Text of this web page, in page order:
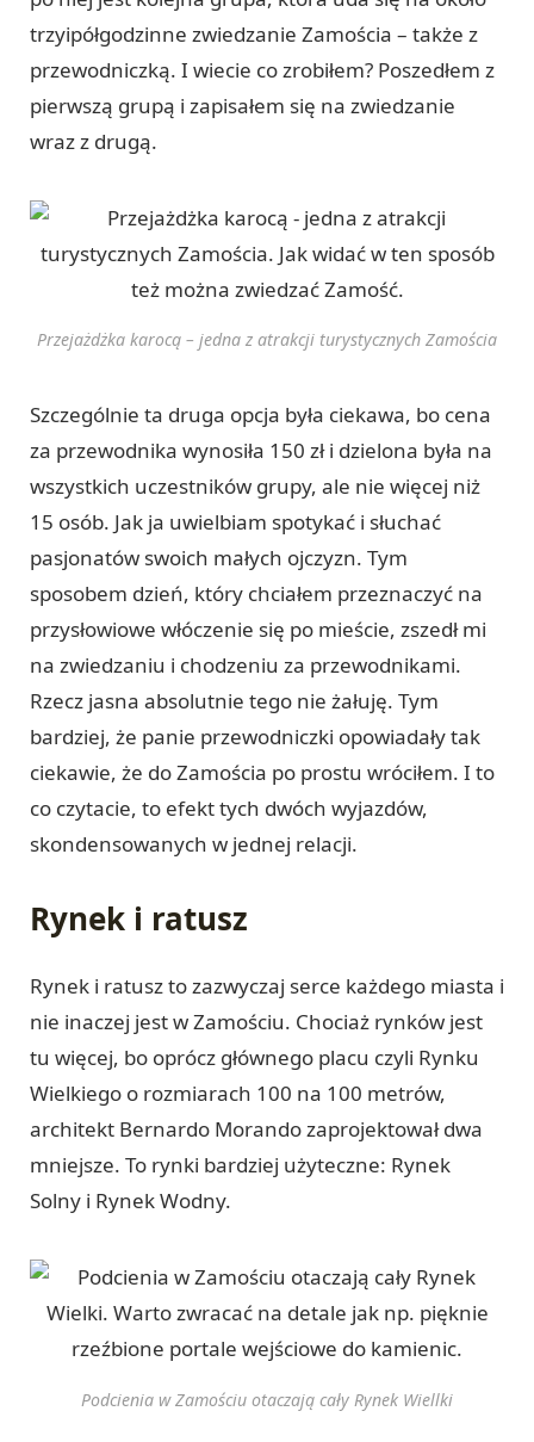
trzyipółgodzinne zwiedzanie Zamościa – także z
przewodniczką. I wiecie co zrobiłem? Poszedłem z
pierwszą grupą i zapisałem się na zwiedzanie
wraz z drugą.
Przejażdżka karocą – jedna z atrakcji turystycznych Zamościa
Szczególnie ta druga opcja była ciekawa, bo cena
za przewodnika wynosiła 150 zł i dzielona była na
wszystkich uczestników grupy, ale nie więcej niż
15 osób. Jak ja uwielbiam spotykać i słuchać
pasjonatów swoich małych ojczyzn. Tym
sposobem dzień, który chciałem przeznaczyć na
przysłowiowe włóczenie się po mieście, zszedł mi
na zwiedzaniu i chodzeniu za przewodnikami.
Rzecz jasna absolutnie tego nie żałuję. Tym
bardziej, że panie przewodniczki opowiadały tak
ciekawie, że do Zamościa po prostu wróciłem. I to
co czytacie, to efekt tych dwóch wyjazdów,
skondensowanych w jednej relacji.
Rynek i ratusz
Rynek i ratusz to zazwyczaj serce każdego miasta i
nie inaczej jest w Zamościu. Chociaż rynków jest
tu więcej, bo oprócz głównego placu czyli Rynku
Wielkiego o rozmiarach 100 na 100 metrów,
architekt Bernardo Morando zaprojektował dwa
mniejsze. To rynki bardziej użyteczne: Rynek
Solny i Rynek Wodny.
Podcienia w Zamościu otaczają cały Rynek Wiellki